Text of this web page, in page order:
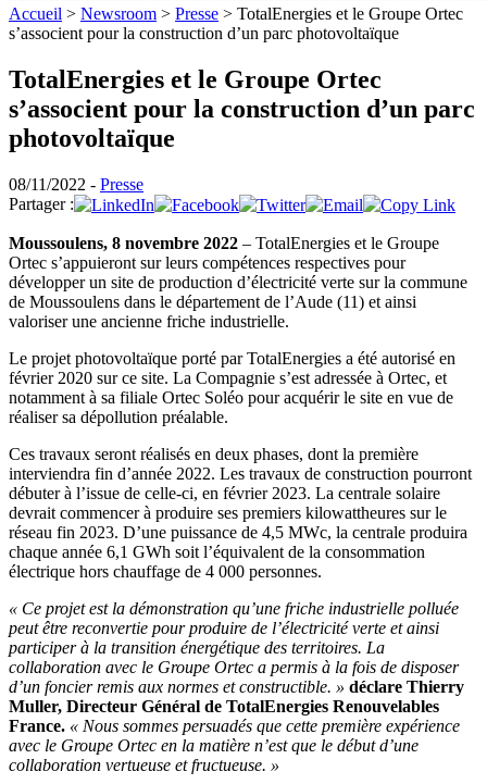
Accueil > Newsroom > Presse > TotalEnergies et le Groupe Ortec
s’associent pour la construction d’un parc photovoltaïque
TotalEnergies et le Groupe Ortec
s’associent pour la construction d’un parc
photovoltaïque
08/11/2022 - Presse
Partager :
Moussoulens, 8 novembre 2022 – TotalEnergies et le Groupe
Ortec s’appuieront sur leurs compétences respectives pour
développer un site de production d’électricité verte sur la commune
de Moussoulens dans le département de l’Aude (11) et ainsi
valoriser une ancienne friche industrielle.
Le projet photovoltaïque porté par TotalEnergies a été autorisé en
février 2020 sur ce site. La Compagnie s’est adressée à Ortec, et
notamment à sa filiale Ortec Soléo pour acquérir le site en vue de
réaliser sa dépollution préalable.
Ces travaux seront réalisés en deux phases, dont la première
interviendra fin d’année 2022. Les travaux de construction pourront
débuter à l’issue de celle-ci, en février 2023. La centrale solaire
devrait commencer à produire ses premiers kilowattheures sur le
réseau fin 2023. D’une puissance de 4,5 MWc, la centrale produira
chaque année 6,1 GWh soit l’équivalent de la consommation
électrique hors chauffage de 4 000 personnes.
« Ce projet est la démonstration qu’une friche industrielle polluée
peut être reconvertie pour produire de l’électricité verte et ainsi
participer à la transition énergétique des territoires. La
collaboration avec le Groupe Ortec a permis à la fois de disposer
d’un foncier remis aux normes et constructible. » déclare Thierry
Muller, Directeur Général de TotalEnergies Renouvelables
France. « Nous sommes persuadés que cette première expérience
avec le Groupe Ortec en la matière n’est que le début d’une
collaboration vertueuse et fructueuse. »